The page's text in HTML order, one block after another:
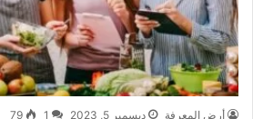
أرض المعرفة ديسمبر 5, 2023 1
79